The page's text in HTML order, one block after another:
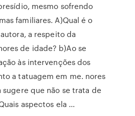
mesmo sofrendo
familiares. A)Qual é o
a respeito da
de idade? b)Ao se
às intervenções dos
a tatuagem em me. nores
que não se trata de
aspectos ela …